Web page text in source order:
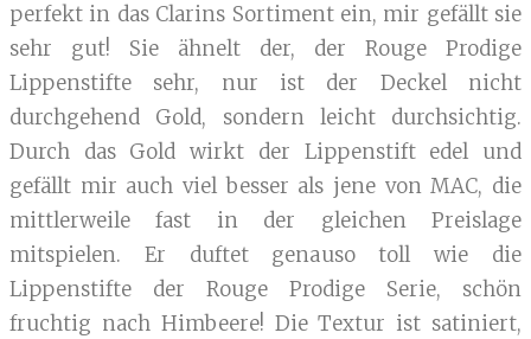
perfekt in das Clarins Sortiment ein, mir gefällt sie
sehr gut! Sie ähnelt der, der Rouge Prodige
Lippenstifte sehr, nur ist der Deckel nicht
durchgehend Gold, sondern leicht durchsichtig.
Durch das Gold wirkt der Lippenstift edel und
gefällt mir auch viel besser als jene von MAC, die
mittlerweile fast in der gleichen Preislage
mitspielen. Er duftet genauso toll wie die
Lippenstifte der Rouge Prodige Serie, schön
fruchtig nach Himbeere! Die Textur ist satiniert,